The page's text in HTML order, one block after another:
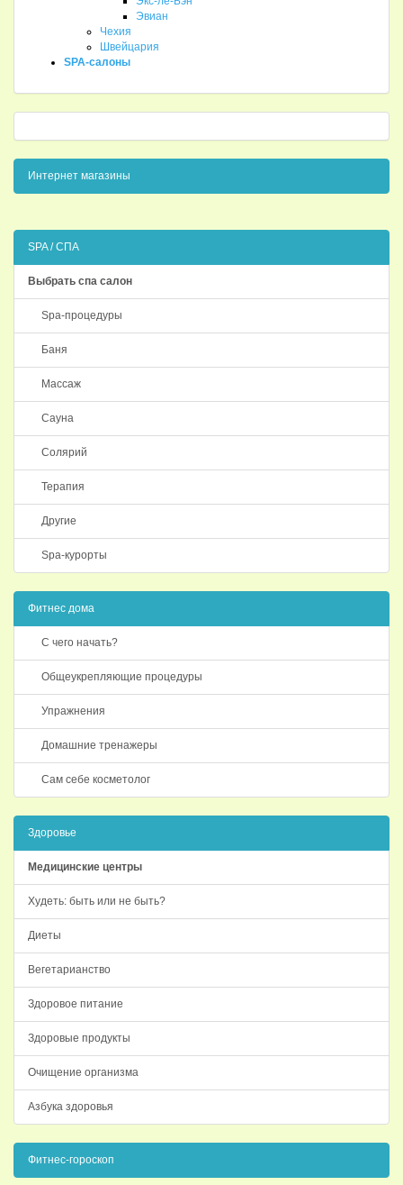
Эвиан
Чехия
Швейцария
SPA-салоны
Интернет магазины
SPA / СПА
Выбрать спа салон
Spa-процедуры
Баня
Массаж
Сауна
Солярий
Терапия
Другие
Spa-курорты
Фитнес дома
С чего начать?
Общеукрепляющие процедуры
Упражнения
Домашние тренажеры
Сам себе косметолог
Здоровье
Медицинские центры
Худеть: быть или не быть?
Диеты
Вегетарианство
Здоровое питание
Здоровые продукты
Очищение организма
Азбука здоровья
Фитнес-гороскоп